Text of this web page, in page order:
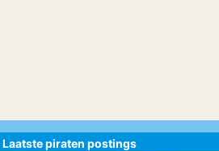
Laatste piraten postings